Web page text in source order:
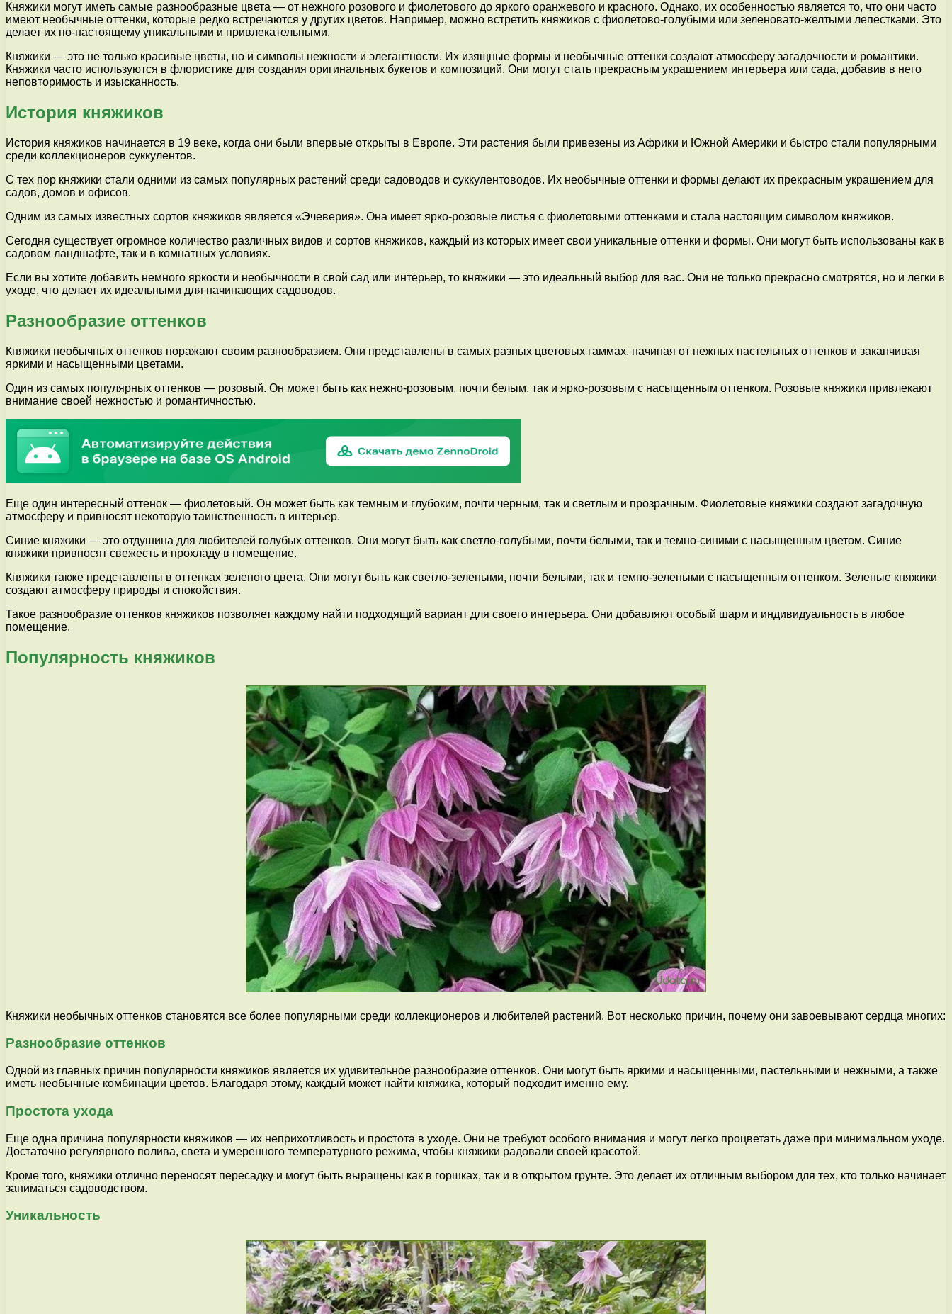
Княжики могут иметь самые разнообразные цвета — от нежного розового и фиолетового до яркого оранжевого и красного. Однако, их особенностью является то, что они часто
имеют необычные оттенки, которые редко встречаются у других цветов. Например, можно встретить княжиков с фиолетово-голубыми или зеленовато-желтыми лепестками. Это
делает их по-настоящему уникальными и привлекательными.
Княжики — это не только красивые цветы, но и символы нежности и элегантности. Их изящные формы и необычные оттенки создают атмосферу загадочности и романтики.
Княжики часто используются в флористике для создания оригинальных букетов и композиций. Они могут стать прекрасным украшением интерьера или сада, добавив в него
неповторимость и изысканность.
История княжиков
История княжиков начинается в 19 веке, когда они были впервые открыты в Европе. Эти растения были привезены из Африки и Южной Америки и быстро стали популярными
среди коллекционеров суккулентов.
С тех пор княжики стали одними из самых популярных растений среди садоводов и суккулентоводов. Их необычные оттенки и формы делают их прекрасным украшением для
садов, домов и офисов.
Одним из самых известных сортов княжиков является «Эчеверия». Она имеет ярко-розовые листья с фиолетовыми оттенками и стала настоящим символом княжиков.
Сегодня существует огромное количество различных видов и сортов княжиков, каждый из которых имеет свои уникальные оттенки и формы. Они могут быть использованы как в
садовом ландшафте, так и в комнатных условиях.
Если вы хотите добавить немного яркости и необычности в свой сад или интерьер, то княжики — это идеальный выбор для вас. Они не только прекрасно смотрятся, но и легки в
уходе, что делает их идеальными для начинающих садоводов.
Разнообразие оттенков
Княжики необычных оттенков поражают своим разнообразием. Они представлены в самых разных цветовых гаммах, начиная от нежных пастельных оттенков и заканчивая
яркими и насыщенными цветами.
Один из самых популярных оттенков — розовый. Он может быть как нежно-розовым, почти белым, так и ярко-розовым с насыщенным оттенком. Розовые княжики привлекают
внимание своей нежностью и романтичностью.
Еще один интересный оттенок — фиолетовый. Он может быть как темным и глубоким, почти черным, так и светлым и прозрачным. Фиолетовые княжики создают загадочную
атмосферу и привносят некоторую таинственность в интерьер.
Синие княжики — это отдушина для любителей голубых оттенков. Они могут быть как светло-голубыми, почти белыми, так и темно-синими с насыщенным цветом. Синие
княжики привносят свежесть и прохладу в помещение.
Княжики также представлены в оттенках зеленого цвета. Они могут быть как светло-зелеными, почти белыми, так и темно-зелеными с насыщенным оттенком. Зеленые княжики
создают атмосферу природы и спокойствия.
Такое разнообразие оттенков княжиков позволяет каждому найти подходящий вариант для своего интерьера. Они добавляют особый шарм и индивидуальность в любое
помещение.
Популярность княжиков
Княжики необычных оттенков становятся все более популярными среди коллекционеров и любителей растений. Вот несколько причин, почему они завоевывают сердца многих:
Разнообразие оттенков
Одной из главных причин популярности княжиков является их удивительное разнообразие оттенков. Они могут быть яркими и насыщенными, пастельными и нежными, а также
иметь необычные комбинации цветов. Благодаря этому, каждый может найти княжика, который подходит именно ему.
Простота ухода
Еще одна причина популярности княжиков — их неприхотливость и простота в уходе. Они не требуют особого внимания и могут легко процветать даже при минимальном уходе.
Достаточно регулярного полива, света и умеренного температурного режима, чтобы княжики радовали своей красотой.
Кроме того, княжики отлично переносят пересадку и могут быть выращены как в горшках, так и в открытом грунте. Это делает их отличным выбором для тех, кто только начинает
заниматься садоводством.
Уникальность